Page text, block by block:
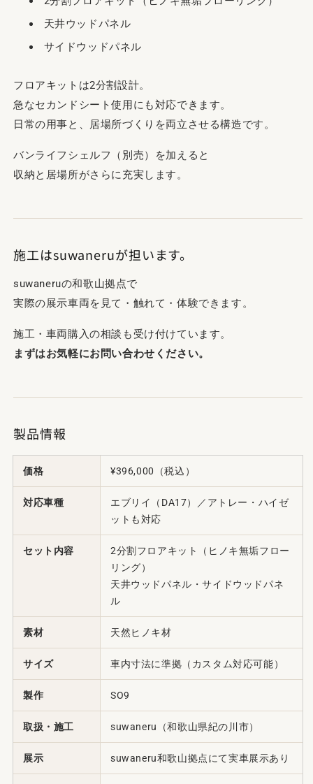
天井ウッドパネル
サイドウッドパネル
フロアキットは2分割設計。
急なセカンドシート使用にも対応できます。
日常の用事と、居場所づくりを両立させる構造です。
バンライフシェルフ（別売）を加えると
収納と居場所がさらに充実します。
施工はsuwaneruが担います。
suwaneruの和歌山拠点で
実際の展示車両を見て・触れて・体験できます。
施工・車両購入の相談も受け付けています。
まずはお気軽にお問い合わせください。
製品情報
価格 ¥396,000（税込）
対応車種
エブリイ（DA17）／アトレー・ハイゼ
ットも対応
セット内容
2分割フロアキット（ヒノキ無垢フロー
リング）
天井ウッドパネル・サイドウッドパネ
ル
素材 天然ヒノキ材
サイズ 車内寸法に準拠（カスタム対応可能）
製作 SO9
取扱・施工 suwaneru（和歌山県紀の川市）
展示 suwaneru和歌山拠点にて実車展示あり